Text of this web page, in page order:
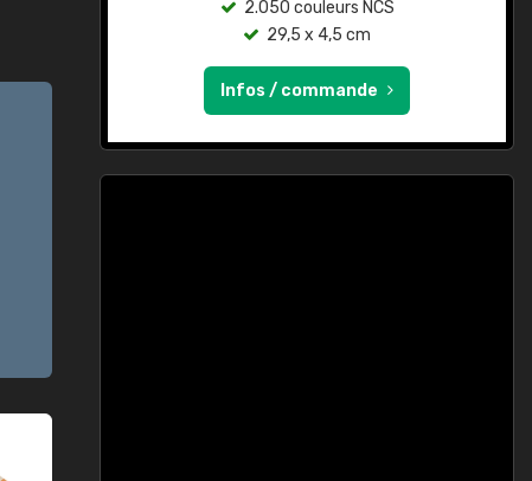
2.050 couleurs NCS
29,5 x 4,5 cm
Infos / commande